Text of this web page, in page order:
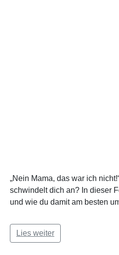
„Nein Mama, das war ich
schwindelt dich an? In dieser
und wie du damit am besten
Lies weiter